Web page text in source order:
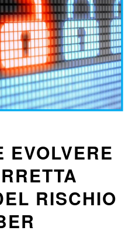
EVOLVERE
RISCHIO